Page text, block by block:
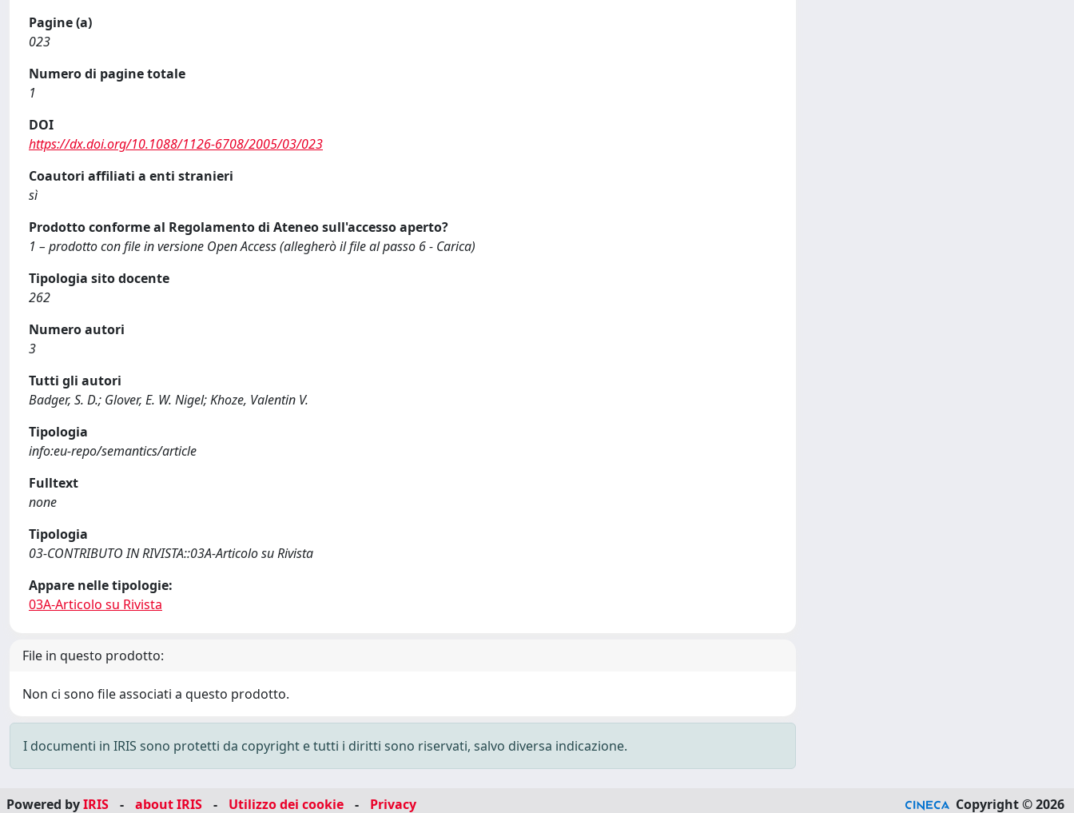
Pagine (a)
023
Numero di pagine totale
1
DOI
https://dx.doi.org/10.1088/1126-6708/2005/03/023
Coautori affiliati a enti stranieri
sì
Prodotto conforme al Regolamento di Ateneo sull'accesso aperto?
1 – prodotto con file in versione Open Access (allegherò il file al passo 6 - Carica)
Tipologia sito docente
262
Numero autori
3
Tutti gli autori
Badger, S. D.; Glover, E. W. Nigel; Khoze, Valentin V.
Tipologia
info:eu-repo/semantics/article
Fulltext
none
Tipologia
03-CONTRIBUTO IN RIVISTA::03A-Articolo su Rivista
Appare nelle tipologie:
03A-Articolo su Rivista
File in questo prodotto:
Non ci sono file associati a questo prodotto.
I documenti in IRIS sono protetti da copyright e tutti i diritti sono riservati, salvo diversa indicazione.
Powered byIRIS - about IRIS - Utilizzo dei cookie - Privacy Copyright © 2026